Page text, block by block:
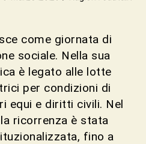
come giornata di
sociale. Nella sua
è legato alle lotte
per condizioni di
equi e diritti civili. Nel
ricorrenza è stata
fino a